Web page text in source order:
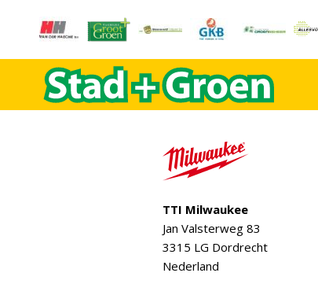
TTI Milwaukee
Jan Valsterweg 83
3315 LG Dordrecht
Nederland